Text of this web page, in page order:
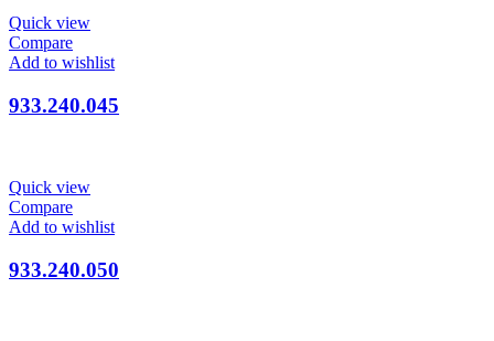
Quick view
Compare
Add to wishlist
933.240.045
Quick view
Compare
Add to wishlist
933.240.050